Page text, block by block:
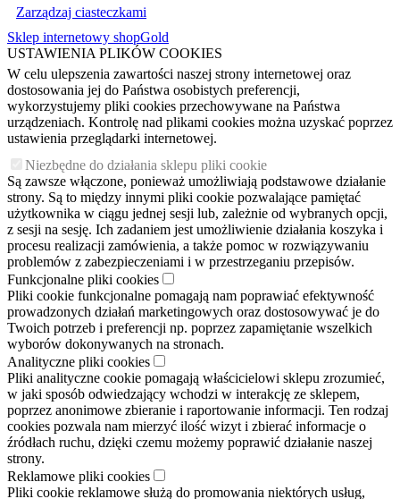
Zarządzaj ciasteczkami
Sklep internetowy shopGold
USTAWIENIA PLIKÓW COOKIES
W celu ulepszenia zawartości naszej strony internetowej oraz
dostosowania jej do Państwa osobistych preferencji,
wykorzystujemy pliki cookies przechowywane na Państwa
urządzeniach. Kontrolę nad plikami cookies można uzyskać poprzez
ustawienia przeglądarki internetowej.
Niezbędne do działania sklepu pliki cookie
Są zawsze włączone, ponieważ umożliwiają podstawowe działanie
strony. Są to między innymi pliki cookie pozwalające pamiętać
użytkownika w ciągu jednej sesji lub, zależnie od wybranych opcji,
z sesji na sesję. Ich zadaniem jest umożliwienie działania koszyka i
procesu realizacji zamówienia, a także pomoc w rozwiązywaniu
problemów z zabezpieczeniami i w przestrzeganiu przepisów.
Funkcjonalne pliki cookies
Pliki cookie funkcjonalne pomagają nam poprawiać efektywność
prowadzonych działań marketingowych oraz dostosowywać je do
Twoich potrzeb i preferencji np. poprzez zapamiętanie wszelkich
wyborów dokonywanych na stronach.
Analityczne pliki cookies
Pliki analityczne cookie pomagają właścicielowi sklepu zrozumieć,
w jaki sposób odwiedzający wchodzi w interakcję ze sklepem,
poprzez anonimowe zbieranie i raportowanie informacji. Ten rodzaj
cookies pozwala nam mierzyć ilość wizyt i zbierać informacje o
źródłach ruchu, dzięki czemu możemy poprawić działanie naszej
strony.
Reklamowe pliki cookies
Pliki cookie reklamowe służą do promowania niektórych usług,